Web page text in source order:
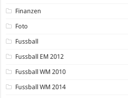
Finanzen
Foto
Fussball
Fussball EM 2012
Fussball WM 2010
Fussball WM 2014